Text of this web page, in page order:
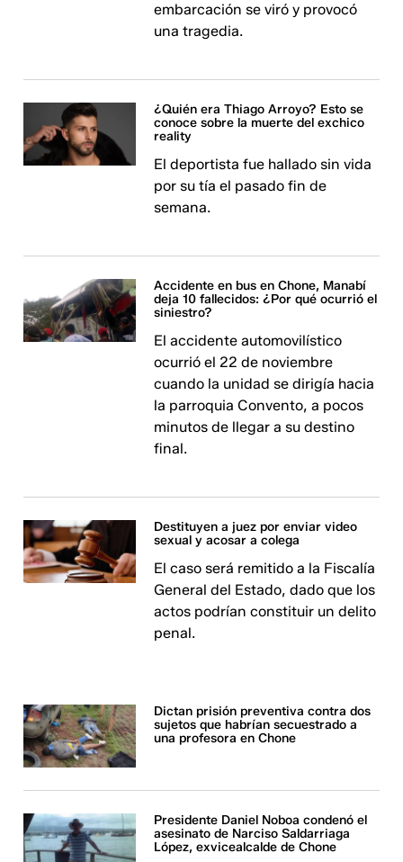
embarcación se viró y provocó
una tragedia.
¿Quién era Thiago Arroyo? Esto se
conoce sobre la muerte del exchico
reality
El deportista fue hallado sin vida
por su tía el pasado fin de
semana.
Accidente en bus en Chone, Manabí
deja 10 fallecidos: ¿Por qué ocurrió el
siniestro?
El accidente automovilístico
ocurrió el 22 de noviembre
cuando la unidad se dirigía hacia
la parroquia Convento, a pocos
minutos de llegar a su destino
final.
Destituyen a juez por enviar video
sexual y acosar a colega
El caso será remitido a la Fiscalía
General del Estado, dado que los
actos podrían constituir un delito
penal.
Dictan prisión preventiva contra dos
sujetos que habrían secuestrado a
una profesora en Chone
Presidente Daniel Noboa condenó el
asesinato de Narciso Saldarriaga
López, exvicealcalde de Chone